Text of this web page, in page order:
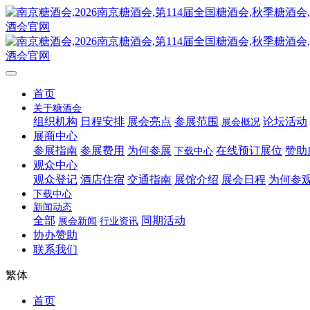
首页
关于糖酒会
组织机构 日程安排 展会亮点 参展范围 展会概况 论坛活动
展商中心
参展指南 参展费用 为何参展 下载中心 在线预订展位 赞助
观众中心
观众登记 酒店住宿 交通指南 展馆介绍 展会日程 为何参
下载中心
新闻动态
全部 展会新闻 行业资讯 同期活动
协办赞助
联系我们
繁体
首页